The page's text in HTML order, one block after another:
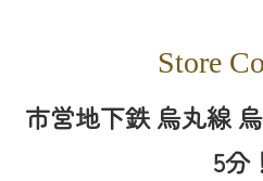
Store
市営地下鉄 烏丸線
5分